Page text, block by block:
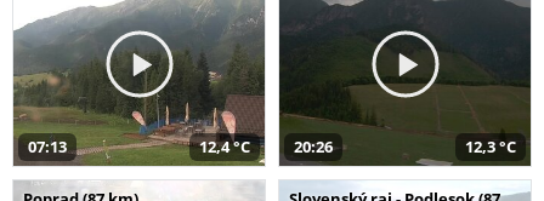
07:13 12,4 °C 20:26 12,3 °C